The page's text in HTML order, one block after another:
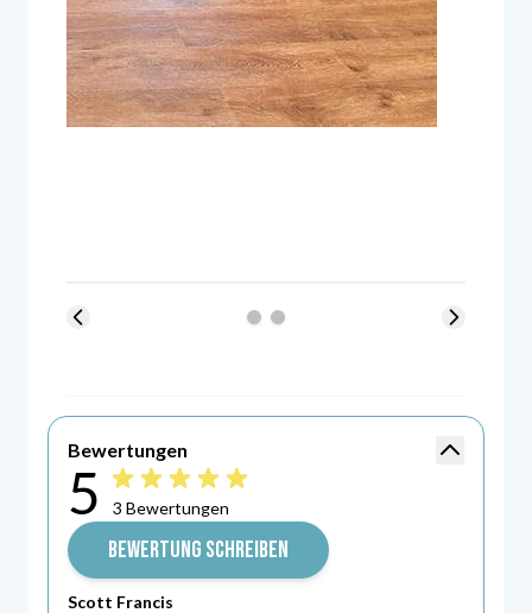
Bewertungen
Bewertung -
5 5\u0020von\u00205\u0020Sternen
3 Bewertungen
BEWERTUNG SCHREIBEN
Scott Francis